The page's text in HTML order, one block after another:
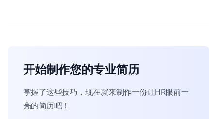
开始制作您的专业简历
掌握了这些技巧，现在就来制作一份让HR眼前一
亮的简历吧！